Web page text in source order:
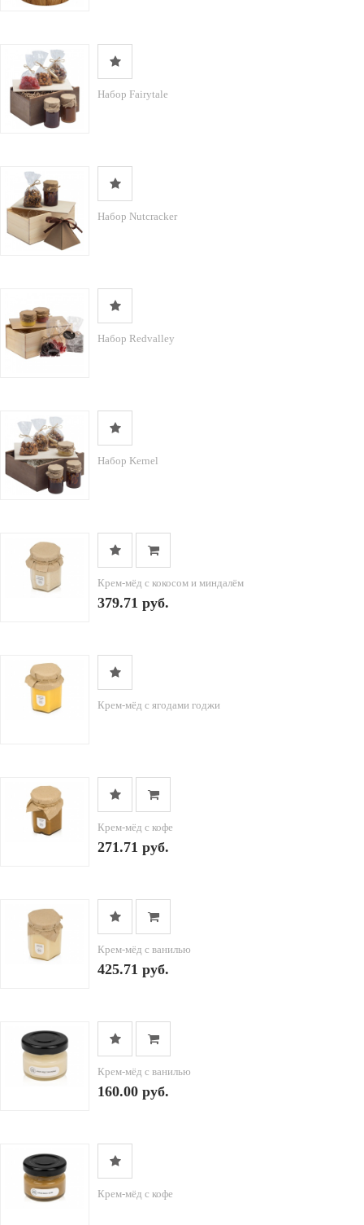
Набор Fairytale
Набор Nutcracker
Набор Redvalley
Набор Kernel
Крем-мёд с кокосом и миндалём
379.71 руб.
Крем-мёд с ягодами годжи
Крем-мёд с кофе
271.71 руб.
Крем-мёд с ванилью
425.71 руб.
Крем-мёд с ванилью
160.00 руб.
Крем-мёд с кофе